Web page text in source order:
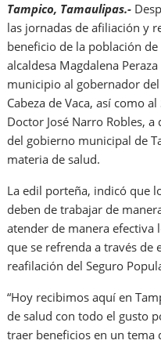
Tampico, Tamaulipas.-
las jornadas de afiliación y
beneficio de la población
alcaldesa Magdalena
municipio al gobernador del
Cabeza de Vaca, así como
Doctor José Narro Robles,
del gobierno municipal de
materia de salud.
La edil porteña, indicó que
deben de trabajar de
atender de manera efectiva
que se refrenda a través de
reafilación del Seguro
“Hoy recibimos aquí en
de salud con todo el gusto
traer beneficios en un tema